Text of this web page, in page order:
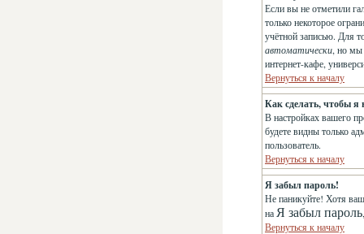
Если вы не отметили
только некоторое
учётной записью. Для
автоматически, но мы
интернет-кафе,
Вернуться к началу
Как сделать, чтобы я
В настройках вашего
будете видны только
пользователь.
Вернуться к началу
Я забыл пароль!
Не паникуйте! Хотя
на Я забыл пароль
Вернуться к началу